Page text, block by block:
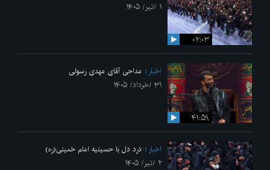
۰۲:۰۳
۱ /تیر/ ۱۴۰۵
۴۱:۵۹
اخبار
مداحی آقای مهدی رسولی
۳۱ /خرداد/ ۱۴۰۵
اخبار
درد دل با حسینیه امام خمینی(ره)
۲ /تیر/ ۱۴۰۵